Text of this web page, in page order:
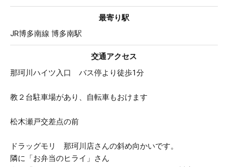
最寄り駅
JR博多南線 博多南駅
交通アクセス
那珂川ハイツ入口 バス停より徒歩1分
教２台駐車場があり、自転車もおけます
松木瀬戸交差点の前
ドラッグモリ 那珂川店さんの斜め向かいです。
隣に「お弁当のヒライ」さん